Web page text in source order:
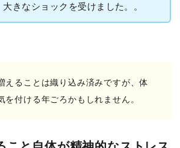
大きなショックを受けました。。
えることは織り込み済みですが、体
を付ける年ごろかもしれません。